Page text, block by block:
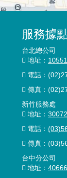
服務據
台北總公司
地址：
電話：
傳真：
新竹服務處
地址：
電話：
傳真：
台中分公司
地址：